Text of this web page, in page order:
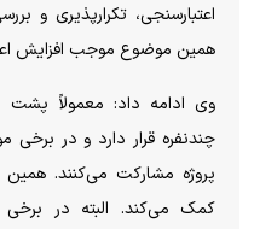
اعتبارسنجی، تکرارپذیری و
همین موضوع موجب افزایش
وی ادامه داد: معمولاً پشت
پروژه مشارکت می‌کنند.
کمک می‌کند. البته در